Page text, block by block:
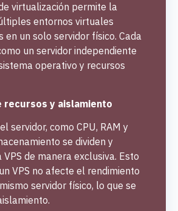
virtualización permite la
entornos virtuales
en un solo servidor físico. Cada
un servidor independiente
operativo y recursos
recursos y aislamiento
servidor, como CPU, RAM y
se dividen y
VPS de manera exclusiva. Esto
VPS no afecte el rendimiento
servidor físico, lo que se